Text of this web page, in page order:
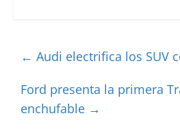
← Audi electrifica los SUV
Ford presenta la primera
enchufable →